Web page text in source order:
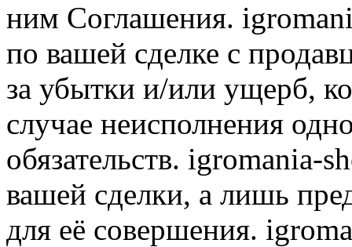
ним Соглашения.
по вашей сделке с
за убытки и/или ущерб,
случае неисполнения
обязательств. igromania-
вашей сделки, а лишь
для её совершения.